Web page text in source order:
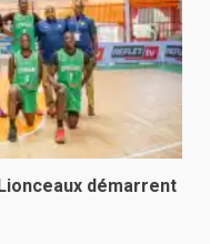
démarrent